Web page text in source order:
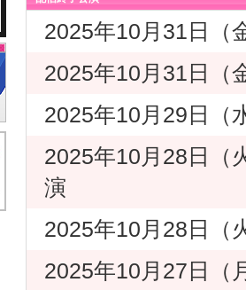
2025年10月31日（
2025年10月31日（
2025年10月29日
2025年10月28日（
演
2025年10月28日（
2025年10月27日（